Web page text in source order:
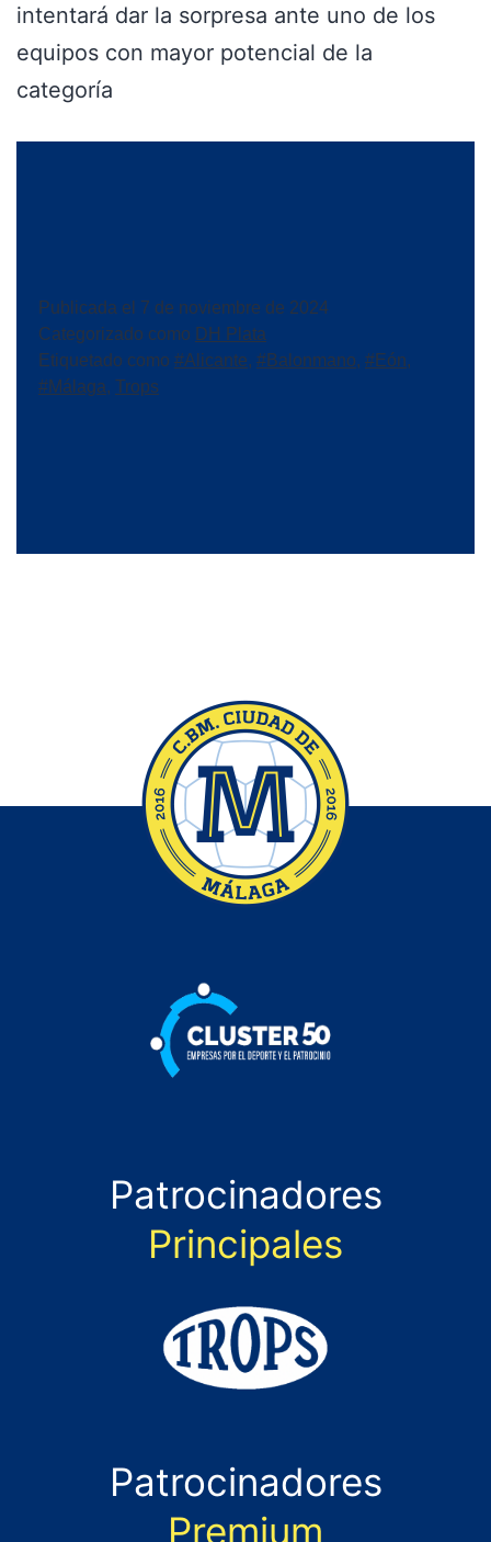
intentará dar la sorpresa ante uno de los
equipos con mayor potencial de la
categoría
Publicada el 7 de noviembre de 2024
Categorizado como DH Plata
Etiquetado como #Alicante, #Balonmano, #Eón,
#Málaga, Trops
Patrocinadores
Principales
Patrocinadores
Premium